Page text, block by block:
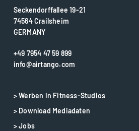
Seckendorffallee 19-21
74564 Crailsheim
GERMANY
+49 7954 47 59 899
info@airtango.com
> Werben in Fitness-Studios
> Download Mediadaten
> Jobs